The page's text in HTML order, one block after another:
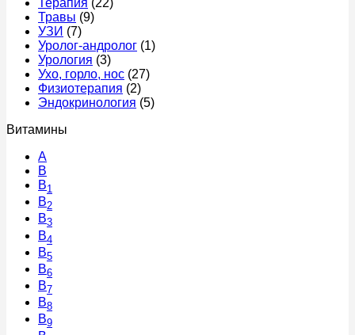
Терапия (22)
Травы (9)
УЗИ (7)
Уролог-андролог (1)
Урология (3)
Ухо, горло, нос (27)
Физиотерапия (2)
Эндокринология (5)
Витамины
A
В
B1
B2
B3
B4
B5
B6
B7
B8
B9